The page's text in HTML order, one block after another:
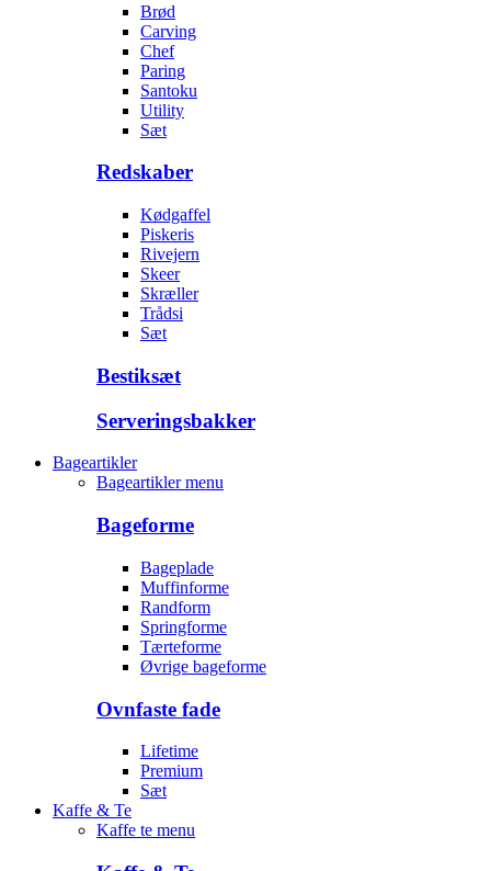
Brød
Carving
Chef
Paring
Santoku
Utility
Sæt
Redskaber
Kødgaffel
Piskeris
Rivejern
Skeer
Skræller
Trådsi
Sæt
Bestiksæt
Serveringsbakker
Bageartikler
Bageartikler menu
Bageforme
Bageplade
Muffinforme
Randform
Springforme
Tærteforme
Øvrige bageforme
Ovnfaste fade
Lifetime
Premium
Sæt
Kaffe & Te
Kaffe te menu